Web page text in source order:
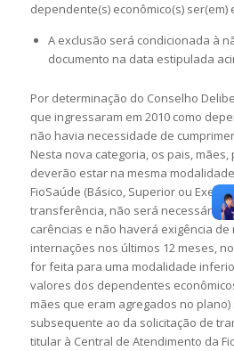
dependente(s) econômico(s) ser(em)
A exclusão será condicionada à
documento na data estipulada
Por determinação do Conselho
que ingressaram em 2010 como
não havia necessidade de
Nesta nova categoria, os pais,
deverão estar na mesma
FioSaúde (Básico, Superior ou
transferência, não será necessário o
carências e não haverá exigência
internações nos últimos 12 meses,
for feita para uma modalidade
valores dos dependentes
mães que eram agregados no
subsequente ao da solicitação de
titular à Central de Atendimento da